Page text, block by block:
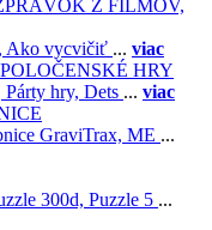
Z FILMOV,
Ako vycvičiť ... viac
HRY
Párty hry, Dets ... viac
GraviTrax, ME ...
300d, Puzzle 5 ...